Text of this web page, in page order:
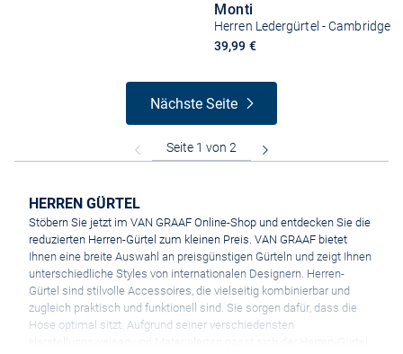
Monti
Herren Ledergürtel - Cambridge
39,99 €
Nächste Seite
HERREN GÜRTEL
Stöbern Sie jetzt im VAN GRAAF Online-Shop und entdecken Sie die
reduzierten Herren-Gürtel zum kleinen Preis. VAN GRAAF bietet
Ihnen eine breite Auswahl an preisgünstigen Gürteln und zeigt Ihnen
unterschiedliche Styles von internationalen Designern. Herren-
Gürtel sind stilvolle Accessoires, die vielseitig kombinierbar und
zugleich praktisch und funktionell sind. Sie sorgen dafür, dass die
Hose optimal sitzt. Aufgrund seiner verschiedensten